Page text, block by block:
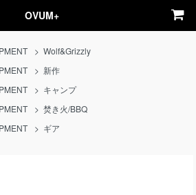
OVUM+
>Wolf&Grizzly
> 新作
> キャンプ
>焚き火/BBQ
> ギア